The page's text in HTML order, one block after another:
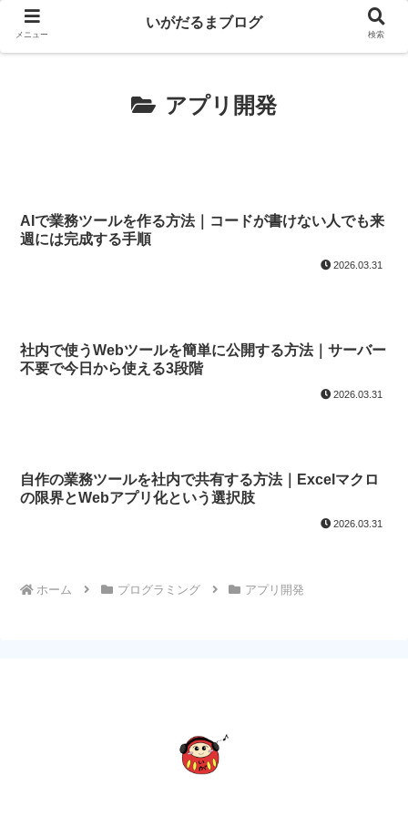
アプリ開発
AIで業務ツールを作る方法｜コードが書けない人でも来
週には完成する手順
2026.03.31
社内で使うWebツールを簡単に公開する方法｜サーバー
不要で今日から使える3段階
2026.03.31
自作の業務ツールを社内で共有する方法｜Excelマクロ
の限界とWebアプリ化という選択肢
2026.03.31
ホーム プログラミング アプリ開発
メニュー
いがだるまブログ
検索